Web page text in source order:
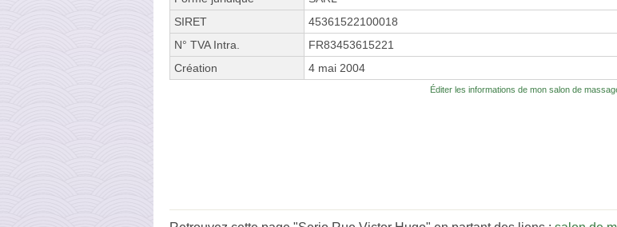
SIRET
45361522100018
N° TVA Intra.
FR83453615221
Création
4 mai 2004
Éditer les informations de mon salon de